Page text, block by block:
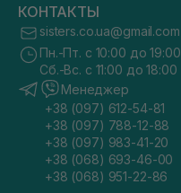
КОНТАКТЫ
sisters.co.ua@gmail.com
Пн.-Пт. с 10:00 до 19:00
Сб.-Вс. с 11:00 до 18:00
Менеджер
+38 (097) 612-54-81
+38 (097) 788-12-88
+38 (097) 983-41-20
+38 (068) 693-46-00
+38 (068) 951-22-86